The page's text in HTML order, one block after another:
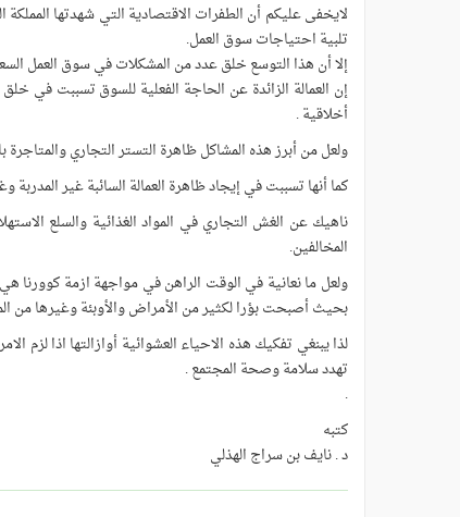
لايخفى عليكم أن الطفرات الاقتصادية التي شهدتها المملكة
تلبية احتياجات سوق العمل.
إلا أن هذا التوسع خلق عدد من المشكلات في سوق العمل
إن العمالة الزائدة عن الحاجة الفعلية للسوق تسببت
أخلاقية .
ولعل من أبرز هذه المشاكل ظاهرة التستر التجاري
كما أنها تسببت في إيجاد ظاهرة العمالة السائبة غير
ناهيك عن الغش التجاري في المواد الغذائية والسلع
المخالفين.
ولعل ما نعانية في الوقت الراهن في مواجهة ازمة كوورنا
بحيث أصبحت بؤرا لكثير من الأمراض والأوبئة وغيرها من
لذا يبنغي تفكيك هذه الاحياء العشوائية أوازالتها اذا لزم
تهدد سلامة وصحة المجتمع .
.
كتبه
د . نايف بن سراج الهذلي